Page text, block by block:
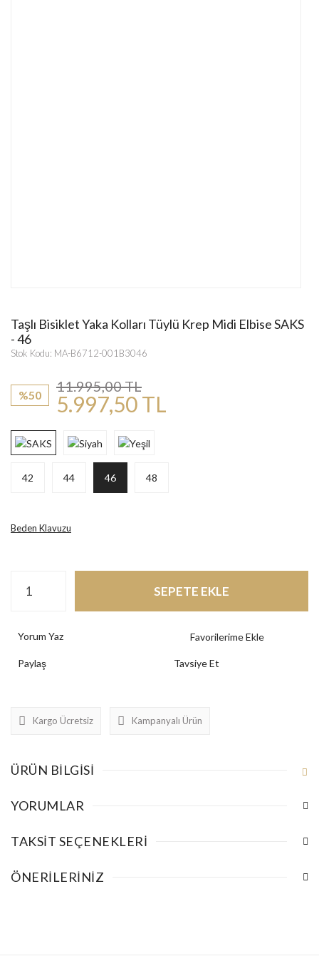
Taşlı Bisiklet Yaka Kolları Tüylü Krep Midi Elbise SAKS
- 46
Stok Kodu: MA-B6712-001B3046
%50
11.995,00 TL
5.997,50 TL
42 44 46 48
Beden Klavuzu
SEPETE EKLE
Yorum Yaz
Paylaş Tavsiye Et
Kargo Ücretsiz Kampanyalı Ürün
ÜRÜN BILGISI
YORUMLAR
TAKSIT SEÇENEKLERI
ÖNERILERINIZ